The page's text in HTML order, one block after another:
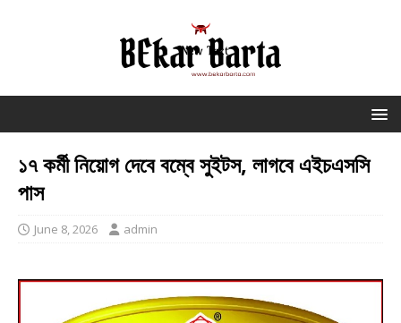
১৭ কর্মী নিয়োগ দেবে বম্বে সুইটস, লাগবে এইচএসসি
পাস
June 8, 2026 admin